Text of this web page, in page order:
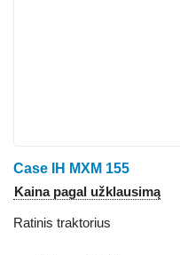
Case IH MXM 155
Kaina pagal užklausimą
Ratinis traktorius